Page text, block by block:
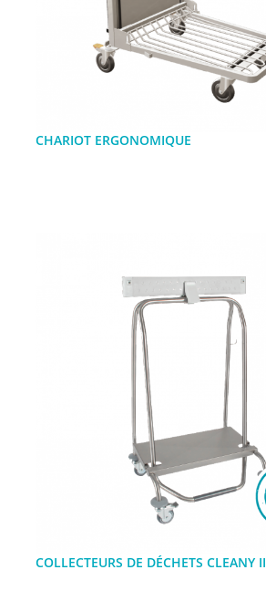
CHARIOT ERGONOMIQUE
COLLECTEURS DE DÉCHETS CLEANY II